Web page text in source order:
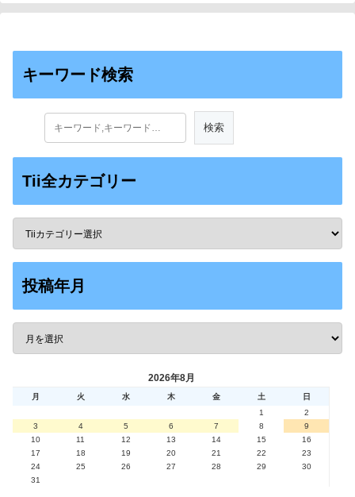
キーワード検索
Tii全カテゴリー
投稿年月
2026年8月
月 火 水 木 金 土
日
1
2
3
4 5 6 7 8
9
10
11 12 13 14 15
16
17
18 19 20 21 22
23
24
25 26 27 28 29
30
31